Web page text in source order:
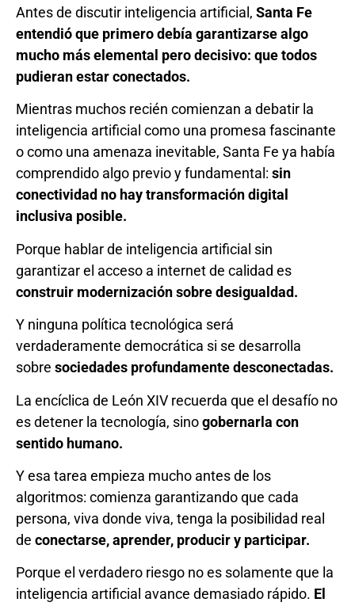
Antes de discutir inteligencia artificial, Santa Fe
entendió que primero debía garantizarse algo
mucho más elemental pero decisivo: que todos
pudieran estar conectados.
Mientras muchos recién comienzan a debatir la
inteligencia artificial como una promesa fascinante
o como una amenaza inevitable, Santa Fe ya había
comprendido algo previo y fundamental: sin
conectividad no hay transformación digital
inclusiva posible.
Porque hablar de inteligencia artificial sin
garantizar el acceso a internet de calidad es
construir modernización sobre desigualdad.
Y ninguna política tecnológica será
verdaderamente democrática si se desarrolla
sobre sociedades profundamente desconectadas.
La encíclica de León XIV recuerda que el desafío no
es detener la tecnología, sinogobernarla con
sentido humano.
Y esa tarea empieza mucho antes de los
algoritmos: comienza garantizando que cada
persona, viva donde viva, tenga la posibilidad real
de conectarse, aprender, producir y participar.
Porque el verdadero riesgo no es solamente que la
inteligencia artificial avance demasiado rápido. El